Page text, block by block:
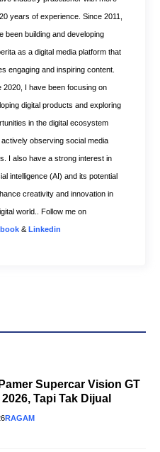
years of experience. Since 2011,
been building and developing
as a digital media platform that
engaging and inspiring content.
2020, I have been focusing on
digital products and exploring
in the digital ecosystem
actively observing social media
I also have a strong interest in
intelligence (AI) and its potential
creativity and innovation in
world.. Follow me on
& Linkedin
Supercar Vision GT
Tapi Tak Dijual
RAGAM